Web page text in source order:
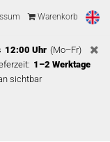
Warenkorb
12:00 Uhr (Mo–Fr)
1–2 Werktage
sichtbar